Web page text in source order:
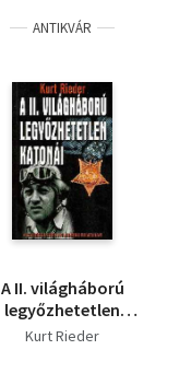
ANTIKVÁR
A II. világháború
legyőzhetetlen
katonái
Kurt Rieder